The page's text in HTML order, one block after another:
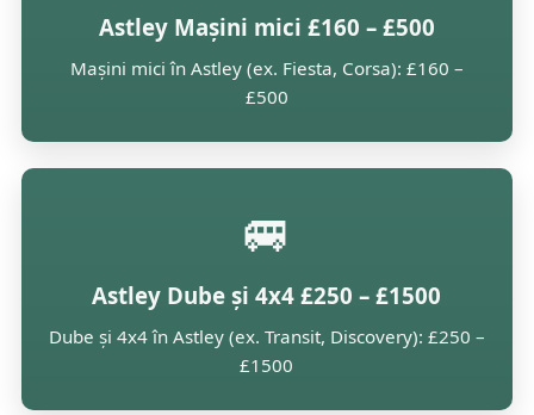
Astley Mașini mici £160 – £500
Mașini mici în Astley (ex. Fiesta, Corsa): £160 –
£500
🚐
Astley Dube și 4x4 £250 – £1500
Dube și 4x4 în Astley (ex. Transit, Discovery): £250 –
£1500